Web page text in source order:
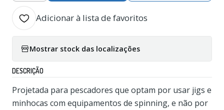
Adicionar à lista de favoritos
Mostrar stock das localizações
DESCRIÇÃO
Projetada para pescadores que optam por usar jigs e
minhocas com equipamentos de spinning, e não por